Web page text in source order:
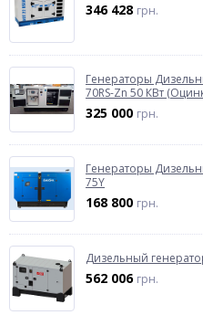
346 428 грн.
Генераторы
70RS-Zn 50 КВт
325 000 грн.
Генераторы
75Y
168 800 грн.
Дизельный
562 006 грн.